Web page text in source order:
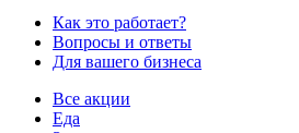
Как это работает?
Вопросы и ответы
Для вашего бизнеса
Все акции
Еда